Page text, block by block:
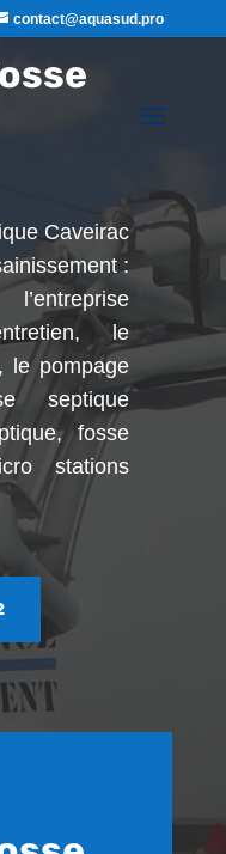
contact@aquasud.pro
Caveirac
:
le
le pompage
septique
fosse
stations